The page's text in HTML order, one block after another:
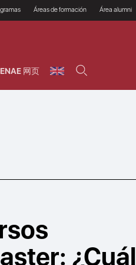
Programas Ejecutivos
Áreas de formación
Riesgos
Área alumni
ENAE 网页
¿Cuál